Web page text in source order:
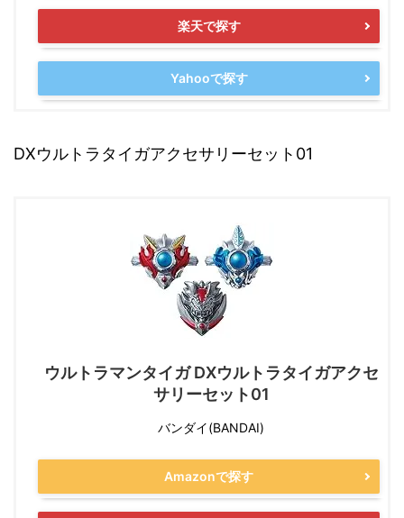
楽天で探す
Yahooで探す
DXウルトラタイガアクセサリーセット01
ウルトラマンタイガ DXウルトラタイガアクセ
サリーセット01
バンダイ(BANDAI)
Amazonで探す